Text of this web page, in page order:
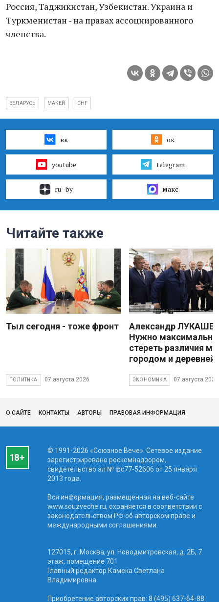
Россия, Таджикистан, Узбекистан. Украина и
Туркменистан - на правах ассоциированного
членства.
БЕЛАРУСЬ МАКЕЙ СНГ
вк ок
youtube telegram
ru–by макс
Читайте также
Тыл сегодня - тоже фронт
ПОЛИТИКА 07 августа 2026
Александр
Нужно максимально
стереть различия
городом и деревней
ЭКОНОМИКА 07 августа 2026
О САЙТЕ КОНТАКТЫ АВТОРЫ ПРАВОВАЯ ИНФОРМАЦИЯ
© 1991-2026 «Союзное Вече». Сетевое издание
зарегистрировано роскомнадзором,
свидетельство эл № фc77-52606 от 25 января
2013 года.
Вся информация, размещенная на веб-сайте
www.souzveche.ru, охраняется в соответствии с
законодательством РФ об авторском праве и
международными соглашениями.
127015, г. Москва, ул. Новодмитровская, д. 2Б, 7
этаж, помещение 701
Главный редактор Камека Светлана
Владимировна
Приобретение авторских прав: 8 (495) 637-64-88